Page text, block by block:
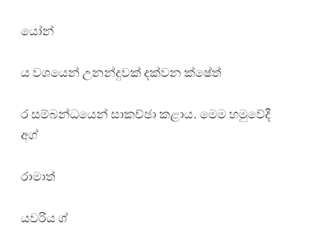
යෝන්
ය වශයෙන් උනන්දුවක් දක්වන ක්ෂේත්
ර සම්බන්ධයෙන් සාකච්ඡා කළාය. මෙම හමුවේදී
අග්
රාමාත්
යවරිය ශ්